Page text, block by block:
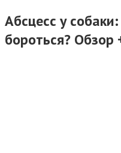
Абсцесс у
бороться? Обзор